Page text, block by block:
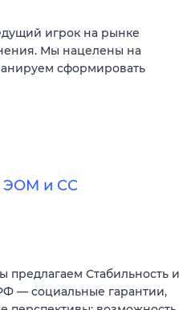
игрок на рынке
Мы нацелены на
сформировать
ЭОМ и СС
Стабильность и
— социальные гарантии,